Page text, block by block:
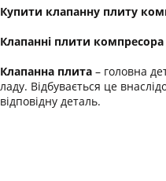
Купити клапанну плиту
Клапанні плити компресора
Клапанна плита – головна
ладу. Відбувається це
відповідну деталь.